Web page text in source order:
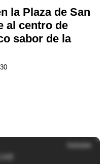
la Plaza de San
al centro de
sabor de la